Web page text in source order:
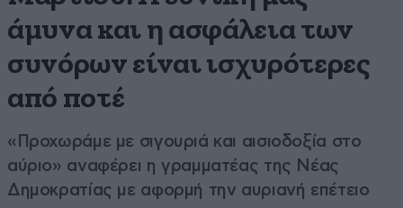
άμυνα και η ασφάλεια των
συνόρων είναι ισχυρότερες
από ποτέ
«Προχωράμε με σιγουριά και αισιοδοξία στο
αύριο» αναφέρει η γραμματέας της Νέας
Δημοκρατίας με αφορμή την αυριανή επέτειο